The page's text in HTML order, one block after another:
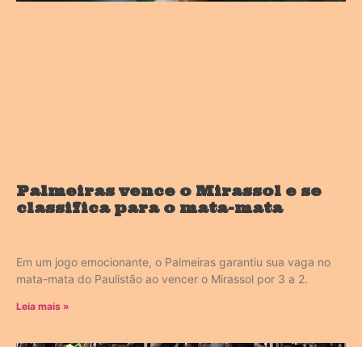
Palmeiras vence o Mirassol e se
classifica para o mata-mata
Em um jogo emocionante, o Palmeiras garantiu sua vaga no
mata-mata do Paulistão ao vencer o Mirassol por 3 a 2.
Leia mais »